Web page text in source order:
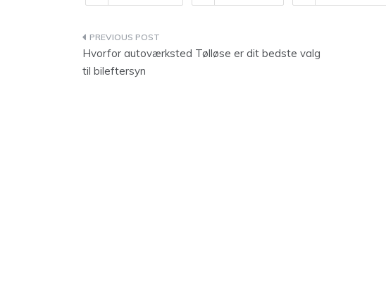
Indlægsnavigation
Hvorfor autoværksted Tølløse er dit bedste valg
til bileftersyn